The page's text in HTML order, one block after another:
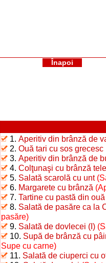
Înapoi
1. Aperitiv din brânză de
2. Ouă tari cu sos grecesc
3. Aperitiv din brânză de
4. Colţunaşi cu brânză
5. Salată scarolă cu unt
6. Margarete cu brânză
7. Tartine cu pastă din
8. Salată de pasăre ca la
pasăre)
9. Salată de dovlecei (I)
10. Supă de brânză cu
Supe cu carne)
11. Salată de ciuperci cu